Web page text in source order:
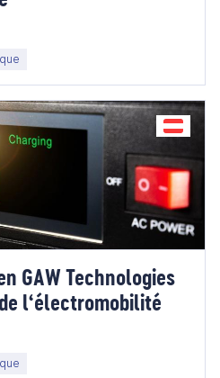
GAW Technologies
l‘électromobilité